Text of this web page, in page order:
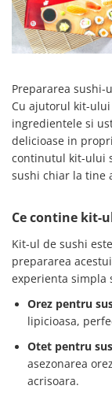
Condimente
Ghimbir murat la
Supa miso
Prepararea sushi-
Cu ajutorul kit-
ingredientele si
delicioase in
continutul kit-ului
sushi chiar la tine
Ce contine kit-
Kit-ul de sushi
prepararea
experienta simpla
Orez pentru
lipicioasa,
Otet pentru
asezonarea
acrisoara.